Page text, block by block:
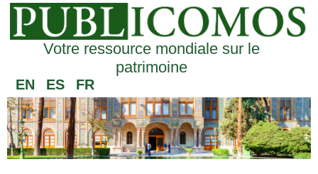
Votre ressource mondiale sur le
patrimoine
EN ES FR